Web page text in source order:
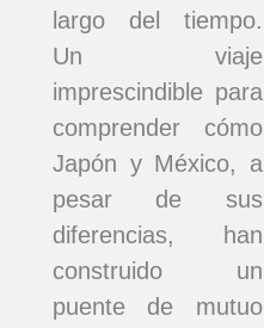
largo del tiempo.
Un viaje
imprescindible para
comprender cómo
Japón y México, a
pesar de sus
diferencias, han
construido un
puente de mutuo